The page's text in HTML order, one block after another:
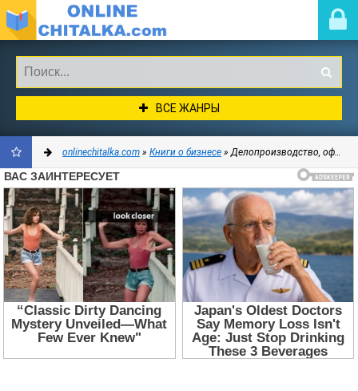
ВСЕ ЖАНРЫ
ДОБАВИТЬ
В
ЗАКЛАДКИ
onlinechitalka.com » Книги о бизнесе » Делопроизводство, офис